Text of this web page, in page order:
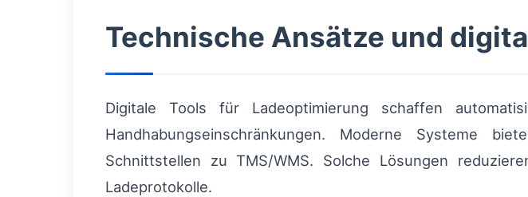
Technische Ansätze und
Digitale Tools für Ladeoptimierung schaffen
Handhabungseinschränkungen. Moderne Systeme
Schnittstellen zu TMS/WMS. Solche Lösungen
Ladeprotokolle.